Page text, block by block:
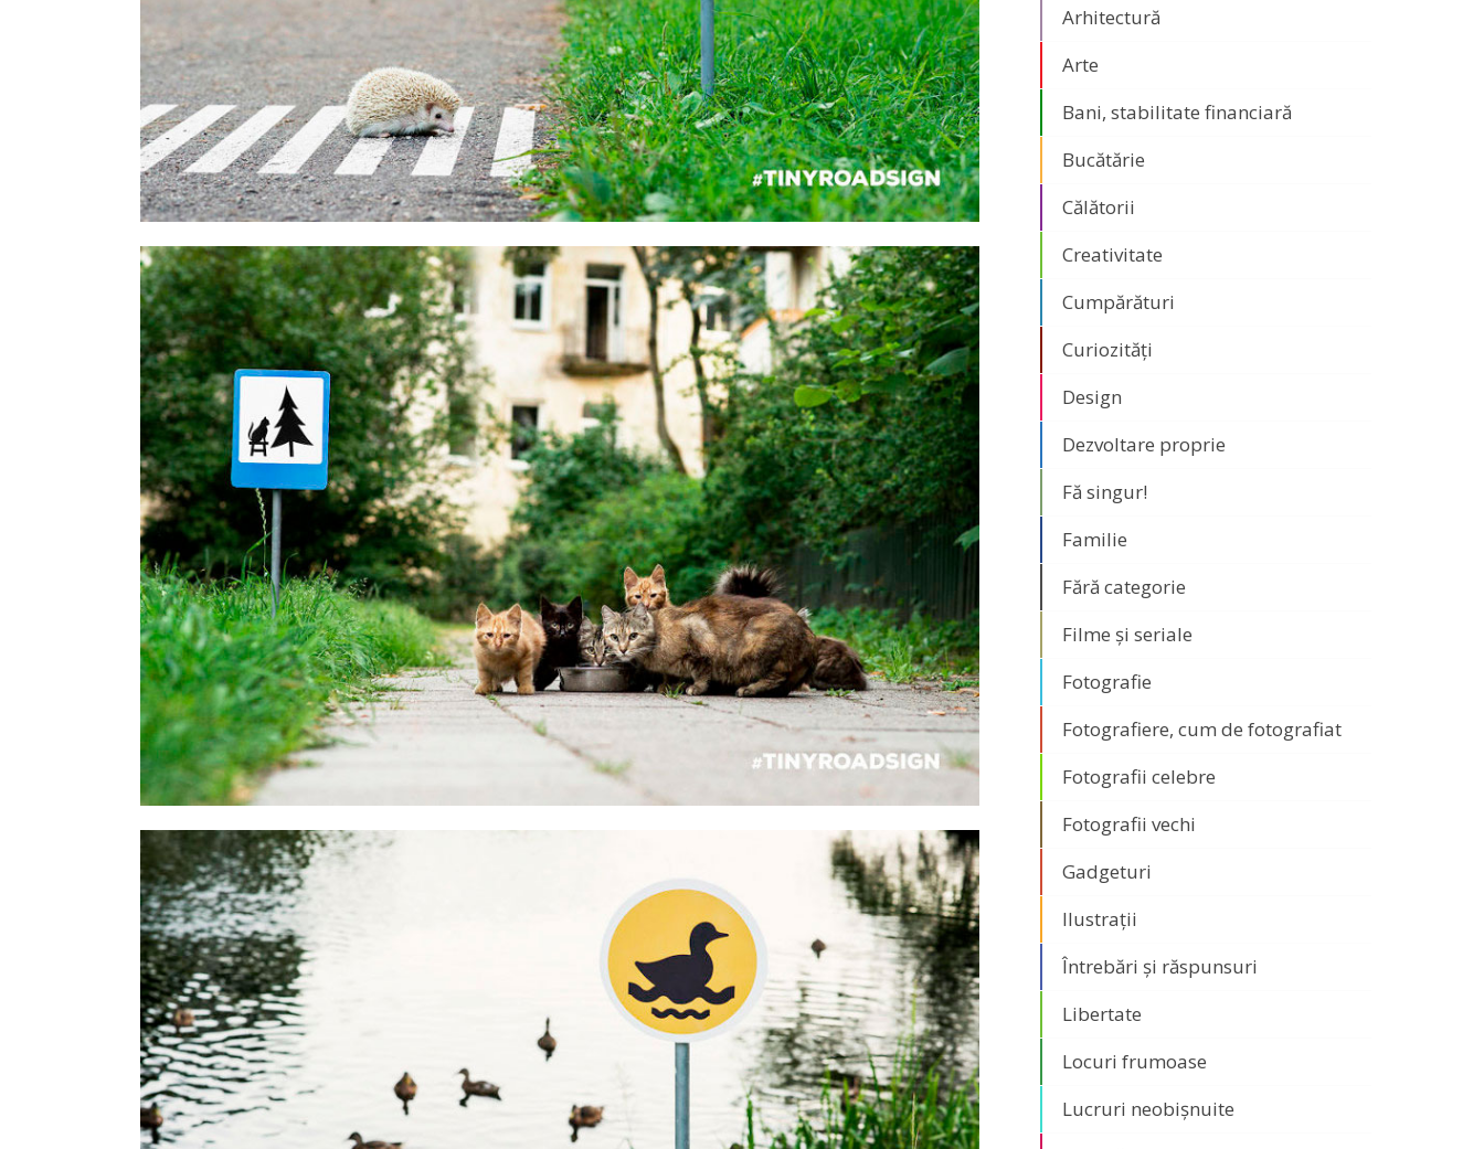
Arhitectură
Arte
Bani, stabilitate financiară
Bucătărie
Călătorii
Creativitate
Cumpărături
Curiozități
Design
Dezvoltare proprie
Fă singur!
Familie
Fără categorie
Filme și seriale
Fotografie
Fotografiere, cum de fotografiat
Fotografii celebre
Fotografii vechi
Gadgeturi
Ilustrații
Întrebări și răspunsuri
Libertate
Locuri frumoase
Lucruri neobișnuite